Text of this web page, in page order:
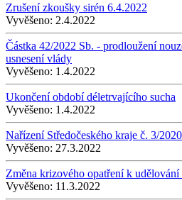
Zrušení zkoušky sirén 6.4.2022
Vyvěšeno: 2.4.2022
Částka 42/2022 Sb. - prodloužení
usnesení vlády
Vyvěšeno: 1.4.2022
Ukončení období déletrvajícího sucha
Vyvěšeno: 1.4.2022
Nařízení Středočeského kraje č. 3/
Vyvěšeno: 27.3.2022
Změna krizového opatření k
Vyvěšeno: 11.3.2022